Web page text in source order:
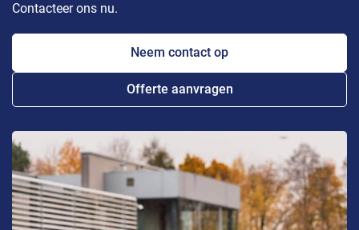
Contacteer ons nu.
Neem contact op
Offerte aanvragen